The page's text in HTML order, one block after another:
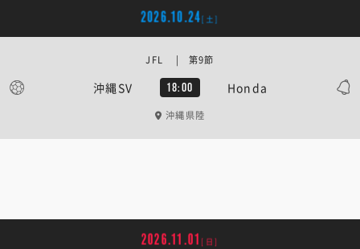
2026.10.24[土]
沖縄SV 18:00 Honda
JFL | 第9節
沖縄県陸
2026.11.01 [日]